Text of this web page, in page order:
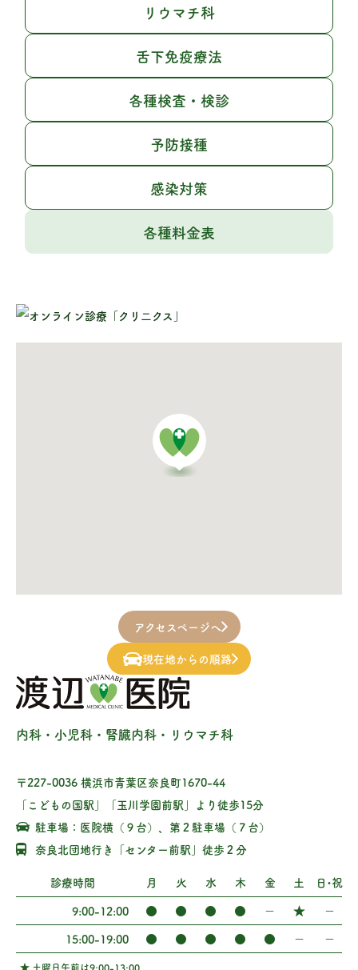
リウマチ科
舌下免疫療法
各種検査・検診
予防接種
感染対策
各種料金表
アクセスページへ
現在地からの順路
内科・小児科・腎臓内科・リウマチ科
〒227-0036 横浜市青葉区奈良町1670-44
「こどもの国駅」「玉川学園前駅」より徒歩15分
駐車場：医院横（９台）、第２駐車場（７台）
奈良北団地行き「センター前駅」徒歩２分
診療時間 月 火 水 木 金 土
日・祝
9:00-12:00
● ● ● ● − ★ −
15:00-19:00 ● ● ● ● ● − −
★ 土曜日午前は9:00-13:00